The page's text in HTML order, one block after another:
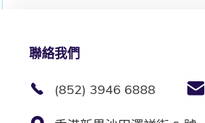
聯絡我們
(852) 3946 6888